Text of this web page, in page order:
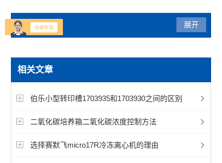
产品分类
赛默飞PowerFlex梯度PCR
赛默飞超微量分光光度计
洁净工作台
宏石实时荧光定量PCR
展开
相关文章
伯乐小型转印槽1703935和1703930之间的区别
二氧化碳培养箱二氧化碳浓度控制方法
选择赛默飞micro17R冷冻离心机的理由